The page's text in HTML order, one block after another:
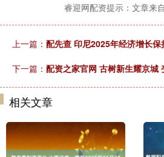
睿迎网配资提示：文章来
上一篇： 配先查 印尼2025年经济增长保
下一篇： 配资之家官网 古树新生耀京城
相关文章